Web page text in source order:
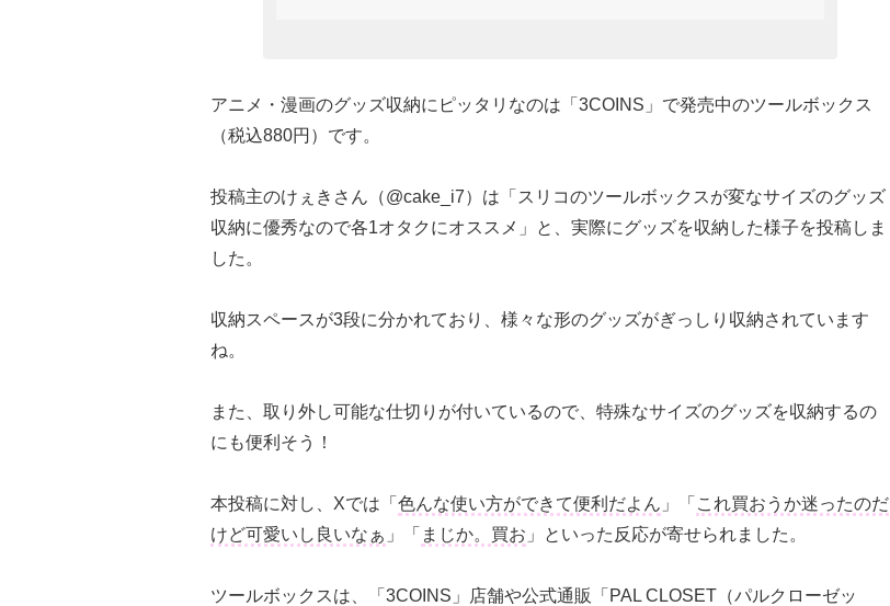
アニメ・漫画のグッズ収納にピッタリなのは「3COINS」で発売中のツールボックス
（税込880円）です。
投稿主のけぇきさん（@cake_i7）は「スリコのツールボックスが変なサイズのグッズ
収納に優秀なので各1オタクにオススメ」と、実際にグッズを収納した様子を投稿しま
した。
収納スペースが3段に分かれており、様々な形のグッズがぎっしり収納されています
ね。
また、取り外し可能な仕切りが付いているので、特殊なサイズのグッズを収納するの
にも便利そう！
本投稿に対し、Xでは「 色んな使い方ができて便利だよん 」「 これ買おうか迷ったのだ
けど可愛いし良いなぁ 」「 まじか。買お 」といった反応が寄せられました。
ツールボックスは、「3COINS」店舗や公式通販「PAL CLOSET（パルクローゼッ